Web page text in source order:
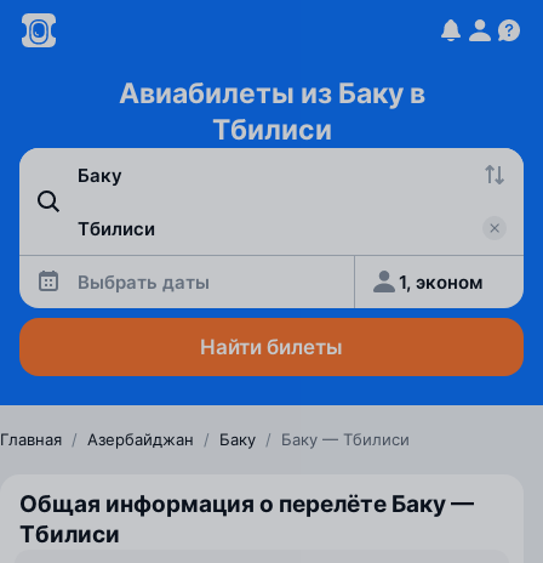
Авиабилеты из Баку в
Тбилиси
Выбрать даты 1, эконом
Найти билеты
Главная / Азербайджан / Баку / Баку — Тбилиси
Общая информация о перелёте Баку —
Тбилиси